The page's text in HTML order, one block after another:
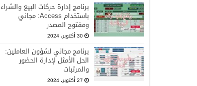
برنامج إدارة حركات البيع والشراء
باستخدام Access: مجاني
ومفتوح المصدر
30 أكتوبر، 2024
برنامج مجاني لشؤون العاملين:
الحل الأمثل لإدارة الحضور
والمرتبات
27 أكتوبر، 2024